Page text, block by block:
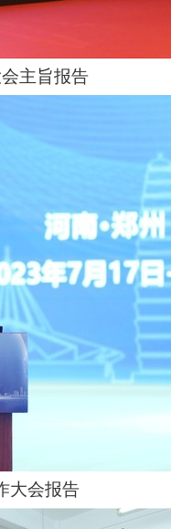
主旨报告
大会报告